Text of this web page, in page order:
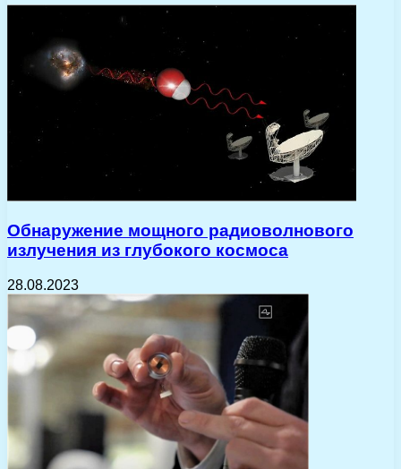
Обнаружение мощного радиоволнового
излучения из глубокого космоса
28.08.2023